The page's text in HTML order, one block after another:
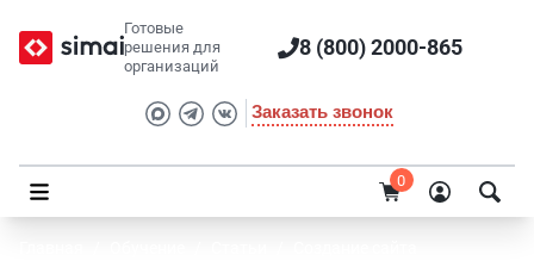
Готовые
решения для
организаций
8 (800) 2000-865
Заказать звонок
0